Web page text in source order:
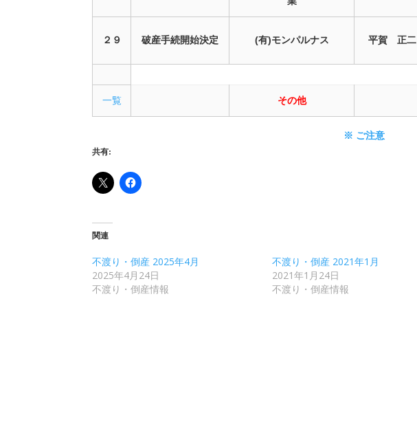
２９ 破産手続開始決定 (有)モンパルナス 平賀 正二
一覧 その他
※ ご注意
共有:
関連
不渡り・倒産 2025年4月
2025年4月24日
不渡り・倒産情報
不渡り・倒産 2021年1月
2021年1月24日
不渡り・倒産情報